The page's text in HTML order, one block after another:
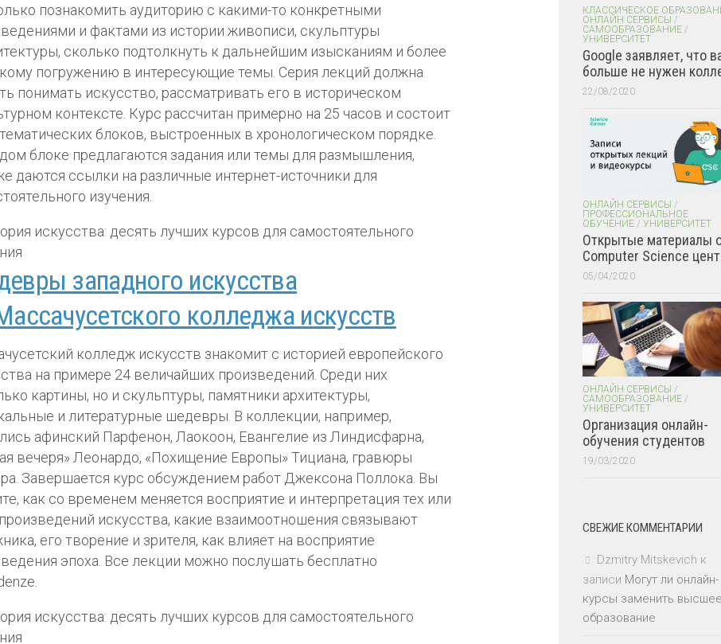
познакомить аудиторию с какими-то конкретными
и фактами из истории живописи, скульптуры
сколько подтолкнуть к дальнейшим изысканиям и более
погружению в интересующие темы. Серия лекций должна
понимать искусство, рассматривать его в историческом
контексте. Курс рассчитан примерно на 25 часов и состоит
блоков, выстроенных в хронологическом порядке.
блоке предлагаются задания или темы для размышления,
даются ссылки на различные интернет-источники для
изучения.
западного искусства
колледжа искусств
колледж искусств знакомит с историей европейского
на примере 24 величайших произведений. Среди них
картины, но и скульптуры, памятники архитектуры,
и литературные шедевры. В коллекции, например,
афинский Парфенон, Лаокоон, Евангелие из Линдисфарна,
вечеря» Леонардо, «Похищение Европы» Тициана, гравюры
Завершается курс обсуждением работ Джексона Поллока. Вы
как со временем меняется восприятие и интерпретация тех или
искусства, какие взаимоотношения связывают
его творение и зрителя, как влияет на восприятие
эпоха. Все лекции можно послушать бесплатно
КЛАССИЧЕСКОЕ
ОНЛАЙН СЕРВИСЫ /
САМООБРАЗОВАНИЕ /
УНИВЕРСИТЕТ
Google заявляет, что
больше не нужен
22/08/2020
ОНЛАЙН СЕРВИСЫ /
ПРОФЕССИОНАЛЬНОЕ
ОБУЧЕНИЕ / УНИВЕРСИТЕТ
Открытые материалы
Computer Science
05/04/2020
ОНЛАЙН СЕРВИСЫ /
САМООБРАЗОВАНИЕ /
УНИВЕРСИТЕТ
Организация онлайн-
обучения студентов
19/03/2020
СВЕЖИЕ КОММЕНТАРИИ
Dzmitry Mitskevich к
записи Могут ли онлайн-
курсы заменить
образование